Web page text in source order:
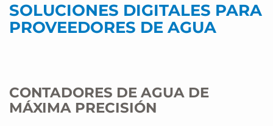
SOLUCIONES DIGITALES PARA
PROVEEDORES DE AGUA
CONTADORES DE AGUA DE
MÁXIMA PRECISIÓN